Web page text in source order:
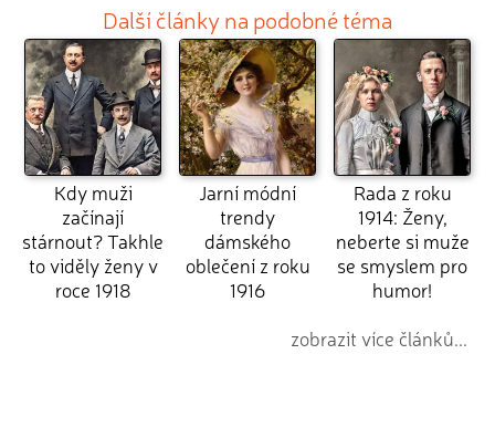
Další články na podobné téma
Kdy muži
začínají
stárnout? Takhle
to viděly ženy v
roce 1918
Jarní módní
trendy
dámského
oblečení z roku
1916
Rada z roku
1914: Ženy,
neberte si muže
se smyslem pro
humor!
zobrazit více článků...